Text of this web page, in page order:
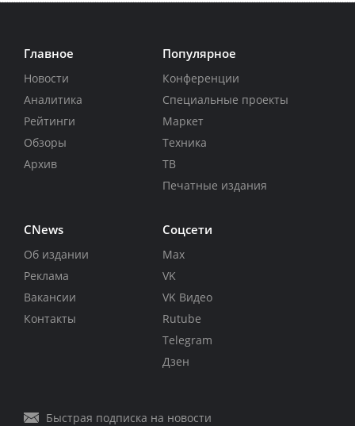
Главное
Новости
Аналитика
Рейтинги
Обзоры
Архив
Популярное
Конференции
Специальные проекты
Маркет
Техника
ТВ
Печатные издания
CNews
Об издании
Реклама
Вакансии
Контакты
Соцсети
Max
VK
VK Видео
Rutube
Telegram
Дзен
Быстрая подписка на новости